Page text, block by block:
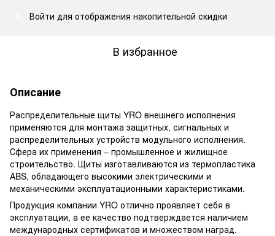
Войти для отображения накопительной скидки
В избранное
Описание
Распределительные щиты YRO внешнего исполнения
применяются для монтажа защитных, сигнальных и
распределительных устройств модульного исполнения.
Сфера их применения – промышленное и жилищное
строительство. Щиты изготавливаются из термопластика
ABS, обладающего высокими электрическими и
механическими эксплуатационными характеристиками.
Продукция компании YRO отлично проявляет себя в
эксплуатации, а ее качество подтверждается наличием
международных сертификатов и множеством наград.